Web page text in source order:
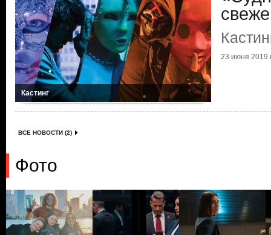
Кастинг
23 июня 2019
ВСЕ НОВОСТИ (2)
Фото